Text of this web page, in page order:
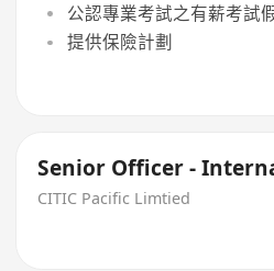
公認專業考試之有薪考試
提供保險計劃
Senior Officer -
CITIC Pacific Limtied